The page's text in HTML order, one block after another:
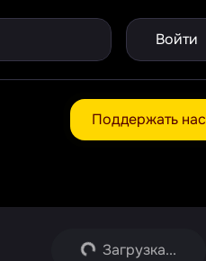
Войти
Поддержать нас
Загрузка...